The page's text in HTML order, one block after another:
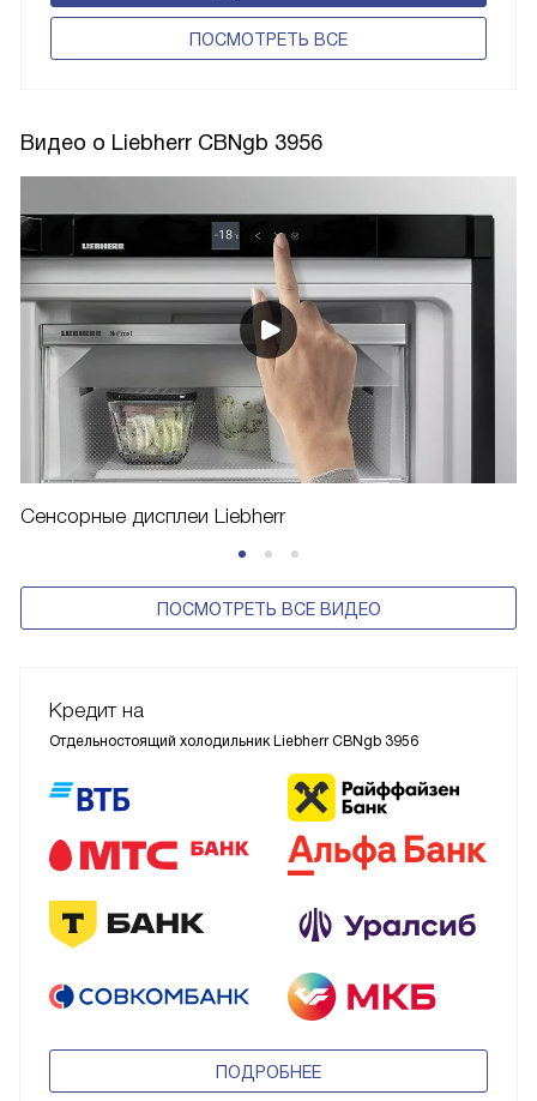
ПОCМОТРЕТЬ ВСЕ
Видео о Liebherr CBNgb 3956
Сенсорные дисплеи Liebherr
ПОСМОТРЕТЬ ВСЕ ВИДЕО
Кредит на
Отдельностоящий холодильник Liebherr CBNgb 3956
ПОДРОБНЕЕ